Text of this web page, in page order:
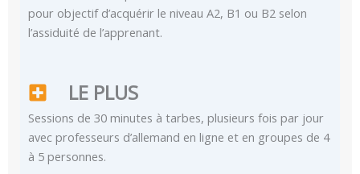
pour objectif d’acquérir le niveau A2, B1 ou B2 selon
l’assiduité de l’apprenant.
LE PLUS
Sessions de 30 minutes à tarbes, plusieurs fois par jour
avec professeurs d’allemand en ligne et en groupes de 4
à 5 personnes.